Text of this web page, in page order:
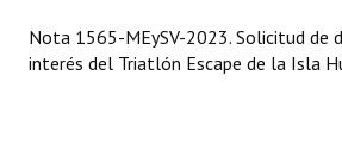
Informes de Unidad Coordinadora
Ejecución Presupuestaria
Nota 1565-MEySV-2023. Solicitud de
interés del Triatlón Escape de la Isla